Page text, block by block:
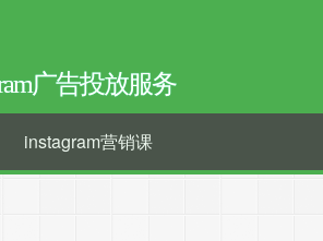
广告投放服务
instagram营销课